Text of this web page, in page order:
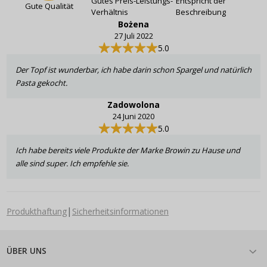
Gute Qualität
Verhältnis
Beschreibung
Bożena
27 Juli 2022
5.0
Der Topf ist wunderbar, ich habe darin schon Spargel und natürlich
Pasta gekocht.
Zadowolona
24 Juni 2020
5.0
Ich habe bereits viele Produkte der Marke Browin zu Hause und
alle sind super. Ich empfehle sie.
Produkthaftung| Sicherheitsinformationen
ÜBER UNS